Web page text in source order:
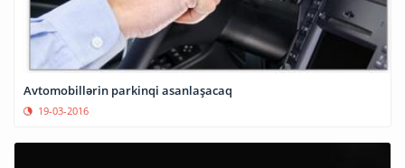
Avtomobillərin parkinqi asanlaşacaq
19-03-2016